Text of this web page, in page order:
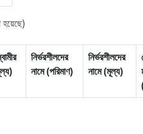
নির্ভরশীলদের
নামে (পরিমাণ)
নির্ভরশীলদের
নামে (মূল্য)